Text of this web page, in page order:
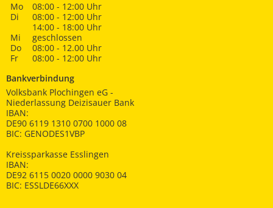
Mo
08:00 - 12:00 Uhr
Di
08:00 - 12:00 Uhr
14:00 - 18:00 Uhr
Mi
geschlossen
Do
08:00 - 12.00 Uhr
Fr
08:00 - 12:00 Uhr
Bankverbindung
Volksbank Plochingen eG -
Niederlassung Deizisauer Bank
IBAN:
DE90 6119 1310 0700 1000 08
BIC: GENODES1VBP
Kreissparkasse Esslingen
IBAN:
DE92 6115 0020 0000 9030 04
BIC: ESSLDE66XXX